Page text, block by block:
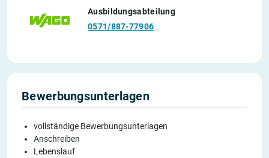
Ausbildungsabteilung
0571/887-77906
Bewerbungsunterlagen
vollständige Bewerbungsunterlagen
Anschreiben
Lebenslauf